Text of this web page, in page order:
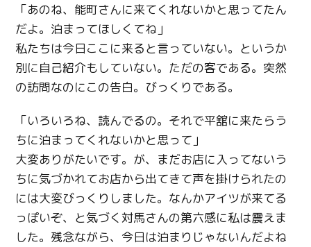
「あのね、能町さんに来てくれないかと思ってたん
だよ。泊まってほしくてね」
私たちは今日ここに来ると言っていない。というか
別に自己紹介もしていない。ただの客である。突然
の訪問なのにこの告白。びっくりである。
「いろいろね、読んでるの。それで平舘に来たらう
ちに泊まってくれないかと思って」
大変ありがたいです。が、まだお店に入ってないう
ちに気づかれてお店から出てきて声を掛けられたの
には大変びっくりしました。なんかアイツが来てる
っぽいぞ、と気づく対馬さんの第六感に私は震えま
した。残念ながら、今日は泊まりじゃないんだよね